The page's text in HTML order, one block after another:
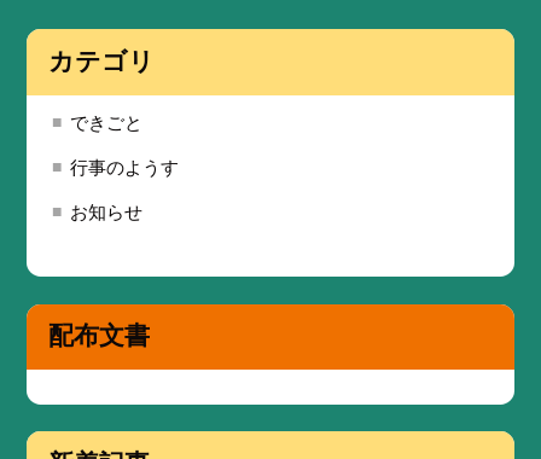
カテゴリ
できごと
行事のようす
お知らせ
配布文書